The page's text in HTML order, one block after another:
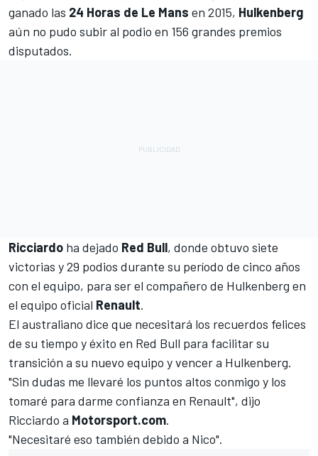
ganado las 24 Horas de Le Mans en 2015, Hulkenberg
aún no pudo subir al podio en 156 grandes premios
disputados.
Ricciardo ha dejado Red Bull, donde obtuvo siete
victorias y 29 podios durante su período de cinco años
con el equipo, para ser el compañero de Hulkenberg en
el equipo oficial Renault.
El australiano dice que necesitará los recuerdos felices
de su tiempo y éxito en Red Bull para facilitar su
transición a su nuevo equipo y vencer a Hulkenberg.
"Sin dudas me llevaré los puntos altos conmigo y los
tomaré para darme confianza en Renault", dijo
Ricciardo a Motorsport.com.
"Necesitaré eso también debido a Nico".